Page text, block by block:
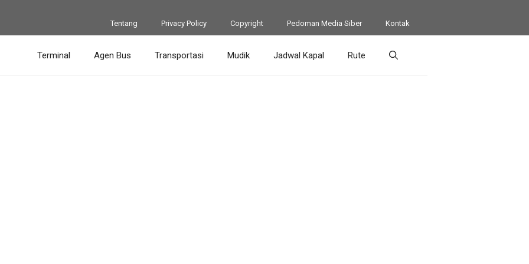
Tentang Privacy Policy Copyright Pedoman Media Siber Kontak
Terminal Agen Bus Transportasi Mudik Jadwal Kapal Rute